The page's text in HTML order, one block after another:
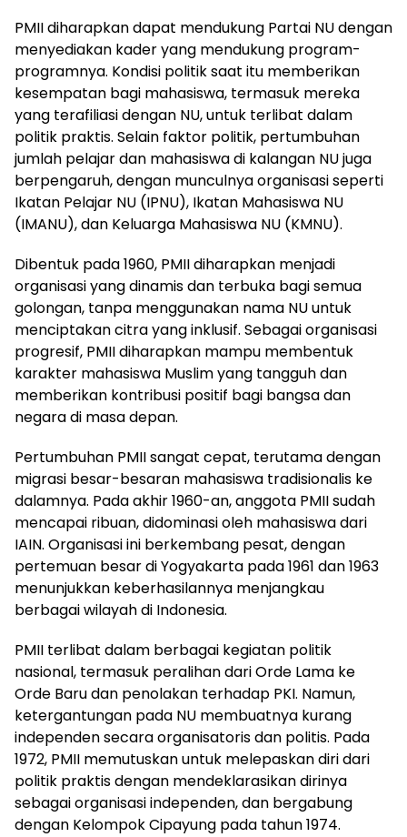
PMII diharapkan dapat mendukung Partai NU dengan
menyediakan kader yang mendukung program-
programnya. Kondisi politik saat itu memberikan
kesempatan bagi mahasiswa, termasuk mereka
yang terafiliasi dengan NU, untuk terlibat dalam
politik praktis. Selain faktor politik, pertumbuhan
jumlah pelajar dan mahasiswa di kalangan NU juga
berpengaruh, dengan munculnya organisasi seperti
Ikatan Pelajar NU (IPNU), Ikatan Mahasiswa NU
(IMANU), dan Keluarga Mahasiswa NU (KMNU).
Dibentuk pada 1960, PMII diharapkan menjadi
organisasi yang dinamis dan terbuka bagi semua
golongan, tanpa menggunakan nama NU untuk
menciptakan citra yang inklusif. Sebagai organisasi
progresif, PMII diharapkan mampu membentuk
karakter mahasiswa Muslim yang tangguh dan
memberikan kontribusi positif bagi bangsa dan
negara di masa depan.
Pertumbuhan PMII sangat cepat, terutama dengan
migrasi besar-besaran mahasiswa tradisionalis ke
dalamnya. Pada akhir 1960-an, anggota PMII sudah
mencapai ribuan, didominasi oleh mahasiswa dari
IAIN. Organisasi ini berkembang pesat, dengan
pertemuan besar di Yogyakarta pada 1961 dan 1963
menunjukkan keberhasilannya menjangkau
berbagai wilayah di Indonesia.
PMII terlibat dalam berbagai kegiatan politik
nasional, termasuk peralihan dari Orde Lama ke
Orde Baru dan penolakan terhadap PKI. Namun,
ketergantungan pada NU membuatnya kurang
independen secara organisatoris dan politis. Pada
1972, PMII memutuskan untuk melepaskan diri dari
politik praktis dengan mendeklarasikan dirinya
sebagai organisasi independen, dan bergabung
dengan Kelompok Cipayung pada tahun 1974.